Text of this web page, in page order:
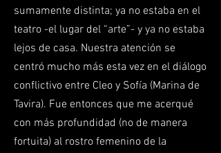
sumamente distinta; ya no estaba en el
teatro -el lugar del “arte”- y ya no estaba
lejos de casa. Nuestra atención se
centró mucho más esta vez en el diálogo
conflictivo entre Cleo y Sofía (Marina de
Tavira). Fue entonces que me acerqué
con más profundidad (no de manera
fortuita) al rostro femenino de la